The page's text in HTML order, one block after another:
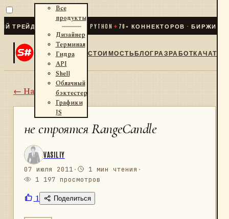
ДЛЯ .NET И PYTHON✦70 + КОННЕКТОРОВ · БИРЖИ ·
Все
продукты
Дизайнер
Терминал
Гидра
API
Shell
Облачный
бэктестер
Графики
JS
СТОИМОСТЬБЛОГРАЗРАБОТКАЧАТ
← Назад
не строятся RangeCandle
VASILIY
07 июля 2011 · 1 мин чтения ·
1 197 просмотров
1 Поделиться